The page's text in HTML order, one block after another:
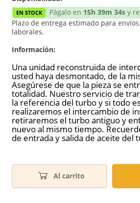
EN STOCK Págalo en 15h 39m 34s y
Plazo de entrega estimado para
laborales.
Información:
Una unidad reconstruida de
usted haya desmontado, de la
Asegúrese de que la pieza se
totalidad. Nuestro servicio de
la referencia del turbo y si todo
realizaremos el intercambio de
retiraremos el turbo antiguo y
nuevo al mismo tiempo.
de entrada y salida de aceite del
Al carrito